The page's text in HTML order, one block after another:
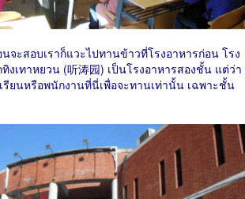
นจะสอบเราก็แวะไปทานข้าวที่โรงอาหารก่อน โรง
งเทาหยวน (听涛园) เป็นโรงอาหารสองชั้น แต่ว่า
ยนหรือพนักงานที่นี่เพื่อจะทานเท่านั้น เฉพาะชั้น